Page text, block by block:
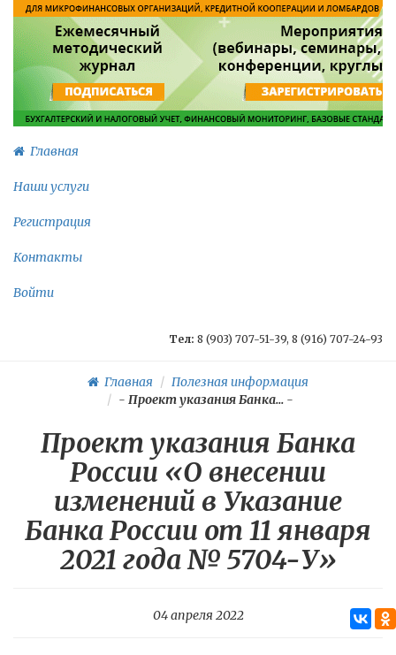
Главная
Наши услуги
Регистрация
Контакты
Войти
Тел: 8 (903) 707-51-39, 8 (916) 707-24-93
Главная
Полезная информация
- Проект указания Банка... -
Проект указания Банка
России «О внесении
изменений в Указание
Банка России от 11 января
2021 года № 5704-У»
04 апреля 2022